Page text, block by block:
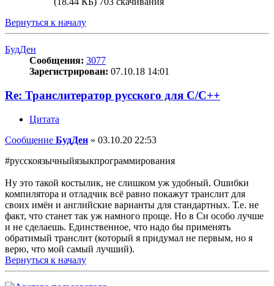
Вернуться к началу
БудДен
Сообщения: 3077
Зарегистрирован: 07.10.18 14:01
Re: Транслитератор русского для С/С++
Цитата
Сообщение БудДен » 03.10.20 22:53
#русскоязычныйязыкпрограммирования
Ну это такой костылик, не слишком уж удобный. Ошибки
компилятора и отладчик всё равно покажут транслит для
своих имён и английские варианты для стандартных. Т.е. не
факт, что станет так уж намного проще. Но в Си особо лучше
и не сделаешь. Единственное, что надо бы применять
обратимый транслит (который я придумал не первым, но я
верю, что мой самый лучший).
Вернуться к началу